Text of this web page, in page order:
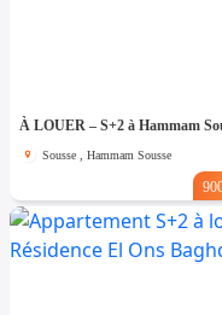
Sousse , Hammam Sousse